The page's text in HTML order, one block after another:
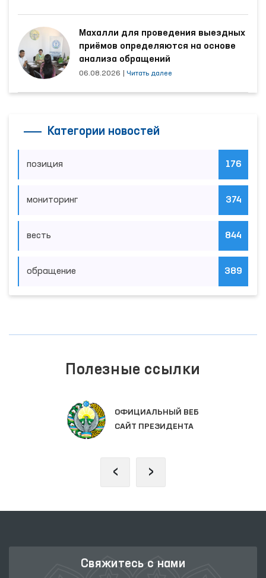
Махалли для проведения выездных
приёмов определяются на основе
анализа обращений
06.08.2026 Читать далее
Категории новостей
позиция 176
мониторинг 374
весть 844
обращение 389
Полезные ссылки
ОФИЦИАЛЬНЫЙ ВЕБ
САЙТ ПРЕЗИДЕНТА
‹ ›
Свяжитесь с нами